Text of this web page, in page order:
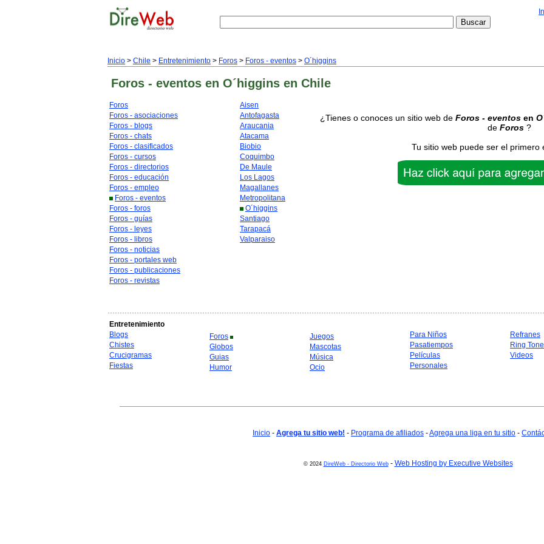
Inicio > Chile > Entretenimiento > Foros > Foros - eventos > O´higgins
Foros - eventos en O´higgins en Chile
Foros
Foros - asociaciones
Foros - blogs
Foros - chats
Foros - clasificados
Foros - cursos
Foros - directorios
Foros - educación
Foros - empleo
Foros - eventos
Foros - foros
Foros - guías
Foros - leyes
Foros - libros
Foros - noticias
Foros - portales web
Foros - publicaciones
Foros - revistas
Aisen
Antofagasta
Araucania
Atacama
Biobio
Coquimbo
De Maule
Los Lagos
Magallanes
Metropolitana
O´higgins
Santiago
Tarapacá
Valparaiso
¿Tienes o conoces un sitio web de Foros - eventosen
deForos?
Tu sitio web puede ser el primero
Entretenimiento
Blogs
Chistes
Crucigramas
Fiestas
Foros
Globos
Guias
Humor
Juegos
Mascotas
Música
Ocio
Para Niños
Pasatiempos
Películas
Personales
Refranes
Ring
Videos
Inicio - Agrega tu sitio web! - Programa de afiliados -Agrega una liga en tu sitio -
© 2024 DireWeb - Directorio Web- Web Hosting by Executive Websites